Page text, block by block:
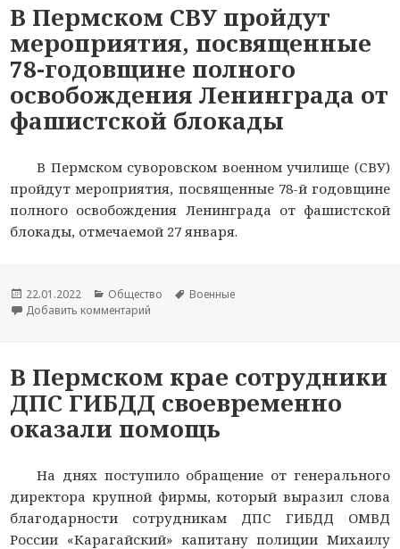
В Пермском СВУ пройдут
мероприятия, посвященные
78-годовщине полного
освобождения Ленинграда от
фашистской блокады
В Пермском суворовском военном училище (СВУ)
пройдут мероприятия, посвященные 78-й годовщине
полного освобождения Ленинграда от фашистской
блокады, отмечаемой 27 января.
Опубликовано
22.01.2022 Рубрики
Общество Метки
Военные
Добавить комментарий
В Пермском крае сотрудники
ДПС ГИБДД своевременно
оказали помощь
На днях поступило обращение от генерального
директора крупной фирмы, который выразил слова
благодарности сотрудникам ДПС ГИБДД ОМВД
России «Карагайский» капитану полиции Михаилу